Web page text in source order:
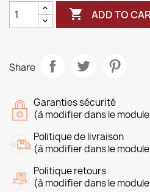
 ADD TO
Share
Garanties sécurité
(à modifier dans le
Politique de livraison
(à modifier dans le
Politique retours
(à modifier dans le